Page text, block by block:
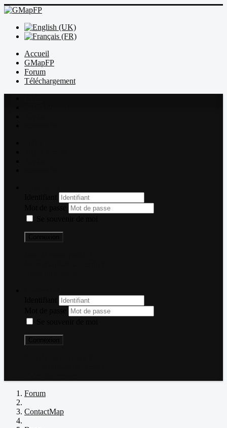
Accueil
GMapFP
Forum
Téléchargement
Forum
ContactMap